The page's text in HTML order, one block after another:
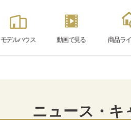
モデルハウス 動画で見る 商品ラ
ニュース・キ